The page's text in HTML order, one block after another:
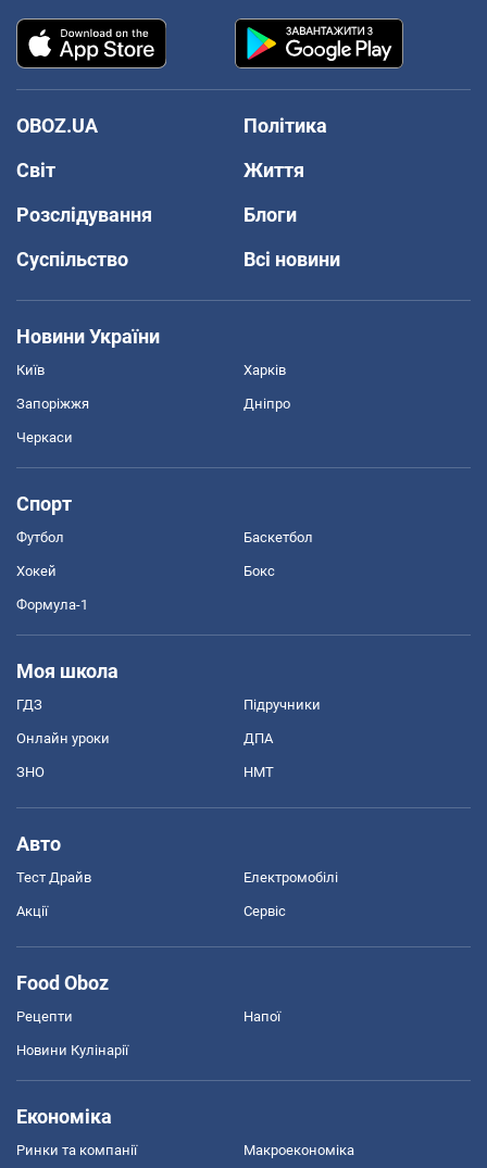
OBOZ.UA
Політика
Світ
Життя
Розслідування
Блоги
Суспільство
Всі новини
Новини України
Київ Харків
Запоріжжя Дніпро
Черкаси
Спорт
Футбол Баскетбол
Хокей Бокс
Формула-1
Моя школа
ГДЗ Підручники
Онлайн уроки ДПА
ЗНО НМТ
Авто
Тест Драйв Електромобілі
Акції Сервіс
Food Oboz
Рецепти Напої
Новини Кулінарії
Економіка
Ринки та компанії Макроекономіка